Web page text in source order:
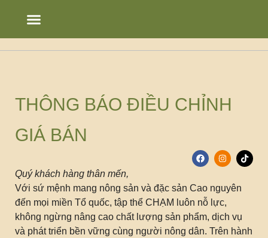
THÔNG BÁO ĐIỀU CHỈNH
GIÁ BÁN
Quý khách hàng thân mến,
Với sứ mệnh mang nông sản và đặc sản Cao nguyên
đến mọi miền Tổ quốc, tập thể CHẠM luôn nỗ lực,
không ngừng nâng cao chất lượng sản phẩm, dịch vụ
và phát triển bền vững cùng người nông dân. Trên hành